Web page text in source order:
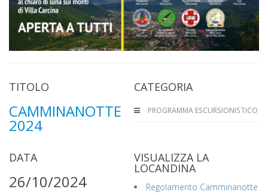
TITOLO
CAMMINANOTTE
2024
CATEGORIA
PROGRAMMA ESCURSIONISTICO
DATA
26/10/2024
VISUALIZZA LA
LOCANDINA
Regolamento Camminanotte